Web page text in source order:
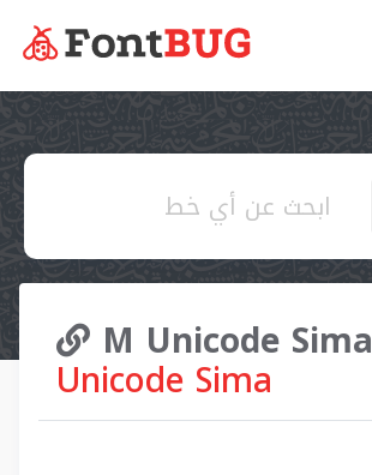
M Unicode Sima
Unicode Sima